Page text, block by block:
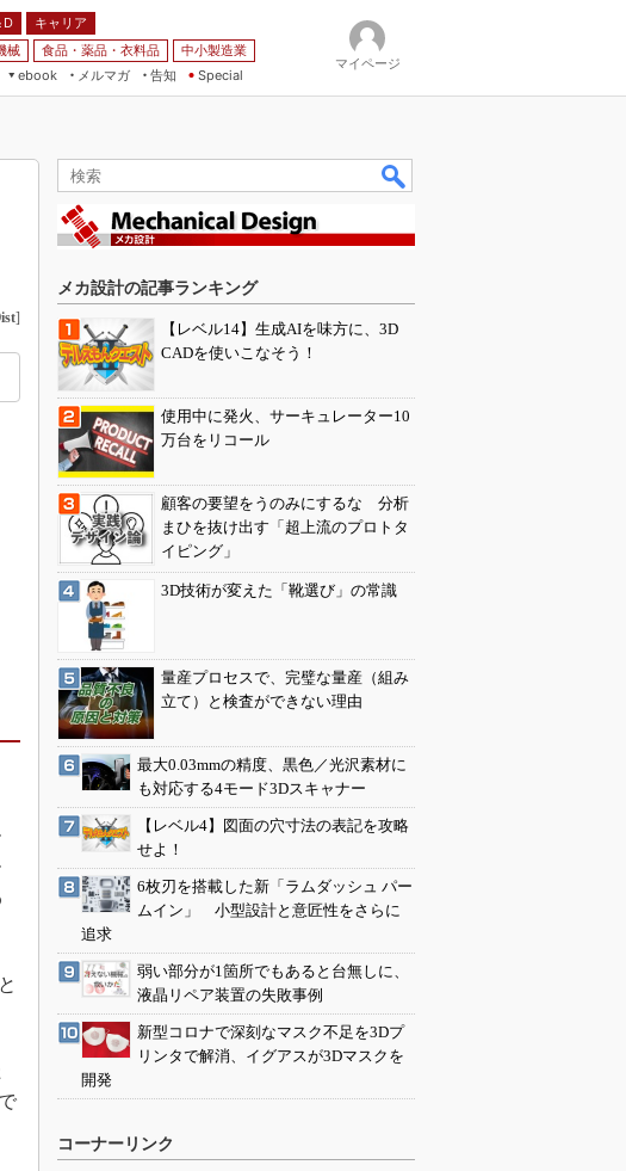
D
キャリア
械 食品・薬品・衣料品
中小製造業
ebook
メルマガ
告知 Special
マイページ
]
メカ設計の記事ランキング
【レベル14】生成AIを味方に、3D
CADを使いこなそう！
使用中に発火、サーキュレーター10
万台をリコール
顧客の要望をうのみにするな 分析
まひを抜け出す「超上流のプロトタ
イピング」
3D技術が変えた「靴選び」の常識
量産プロセスで、完璧な量産（組み
立て）と検査ができない理由
最大0.03mmの精度、黒色／光沢素材に
も対応する4モード3Dスキャナー
【レベル4】図面の穴寸法の表記を攻略
せよ！
6枚刃を搭載した新「ラムダッシュ パー
ムイン」 小型設計と意匠性をさらに
追求
弱い部分が1箇所でもあると台無しに、
液晶リペア装置の失敗事例
新型コロナで深刻なマスク不足を3Dプ
リンタで解消、イグアスが3Dマスクを
開発
コーナーリンク